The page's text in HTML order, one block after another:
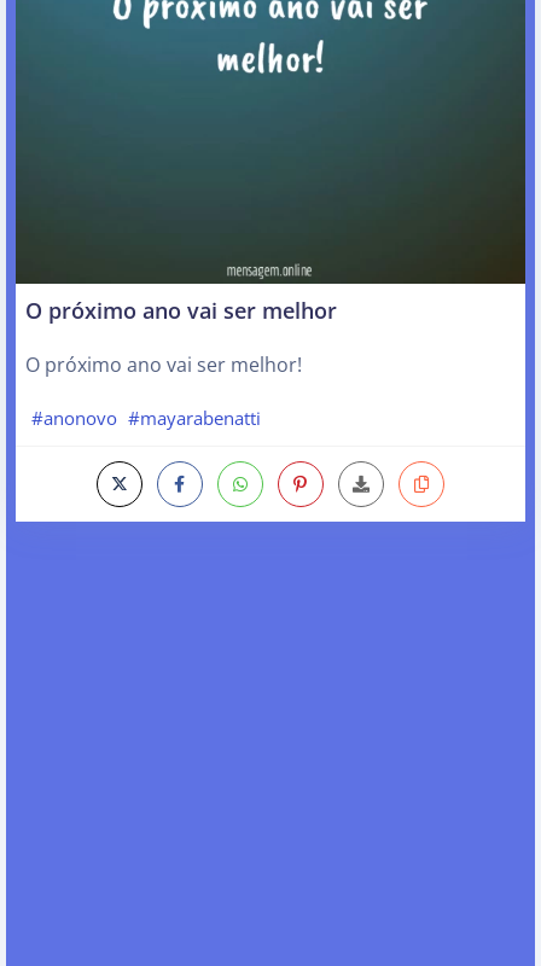
O próximo ano vai ser melhor
O próximo ano vai ser melhor!
#anonovo #mayarabenatti